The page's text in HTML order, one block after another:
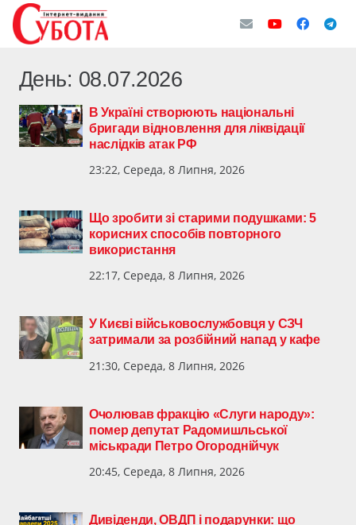
День: 08.07.2026
В Україні створюють національні
бригади відновлення для ліквідації
наслідків атак РФ
23:22, Середа, 8 Липня, 2026
Що зробити зі старими подушками: 5
корисних способів повторного
використання
22:17, Середа, 8 Липня, 2026
У Києві військовослужбовця у СЗЧ
затримали за розбійний напад у кафе
21:30, Середа, 8 Липня, 2026
Очолював фракцію «Слуги народу»:
помер депутат Радомишльської
міськради Петро Огороднійчук
20:45, Середа, 8 Липня, 2026
Дивіденди, ОВДП і подарунки: що